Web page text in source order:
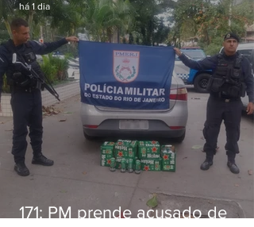
171: PM prende acusado de
há 1 dia